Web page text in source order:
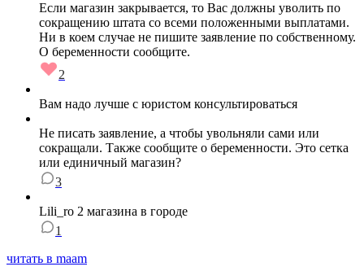
Если магазин закрывается, то Вас должны уволить по
сокращению штата со всеми положенными выплатами.
Ни в коем случае не пишите заявление по собственному.
О беременности сообщите.
2
Вам надо лучше с юристом консультироваться
Не писать заявление, а чтобы увольняли сами или
сокращали. Также сообщите о беременности. Это сетка
или единичный магазин?
3
Lili_ro 2 магазина в городе
1
читать в maam